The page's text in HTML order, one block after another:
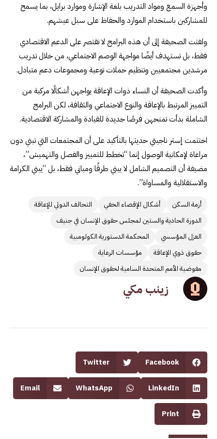
وأجهزة السمع ومواد التدريب بلغة الإشارة وموارد برايل، بما يسمح
للمشاركين باستخدام الموارد والحفاظ على سبل عيشهم.
ولفتت الصحيفة إلى أن هذه البرامج لا تقتصر على الدعم الاقتصادي
فقط، بل تستهدف أيضًا مواجهة الوصم الاجتماعي، من خلال تدريب
مرشدين مجتمعيين وتنظيم حملات توعية ومجموعات دعم متبادل.
وأكدت الصحيفة أن النساء ذوات الإعاقة يواجهن أشكالًا مركبة من
التمييز المرتبط بالإعاقة والنوع الاجتماعي والثقافة، لكن البرامج
الشاملة بدأت تمنحهن فرصًا جديدة للقيادة والمشاركة الاقتصادية.
اختتمت إستر ناجيتي حديثها بالتأكيد على أن المجتمعات التي تبني دون
مراعاة لإمكانية الوصول إنما “تخطط للتمييز والفصل والتهميش”،
مضيفة أن التصميم الشامل لا يبني طرقًا ومباني فقط، بل “يبني الكرامة
والاستقلالية والمساواة”.
أزمة السكن أشكال الإقصاء الخفي
التحالف الدولي للإعاقة
الدورة الحادية والستين لمجلس حقوق الإنسان في جنيف
العزل المؤسسي
المحكمة الدستورية الكولومبية
حقوق ذوي الإعاقة
مؤسسات الرعاية
مفوضية الأمم المتحدة السامية لحقوق الإنسان
زينب مكي
Facebook
Twitter
LinkedIn
WhatsApp
Email
Print